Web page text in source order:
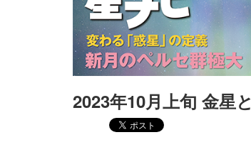
2023年10月上旬 金星